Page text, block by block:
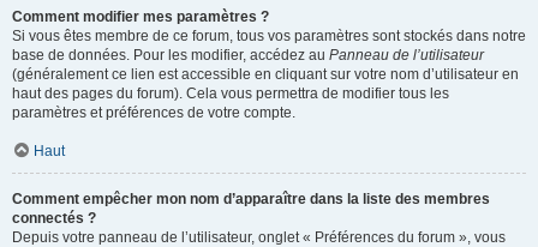
Comment modifier mes paramètres ?
Si vous êtes membre de ce forum, tous vos paramètres sont stockés dans notre
base de données. Pour les modifier, accédez au Panneau de l’utilisateur
(généralement ce lien est accessible en cliquant sur votre nom d’utilisateur en
haut des pages du forum). Cela vous permettra de modifier tous les
paramètres et préférences de votre compte.
Haut
Comment empêcher mon nom d’apparaître dans la liste des membres
connectés ?
Depuis votre panneau de l’utilisateur, onglet « Préférences du forum », vous